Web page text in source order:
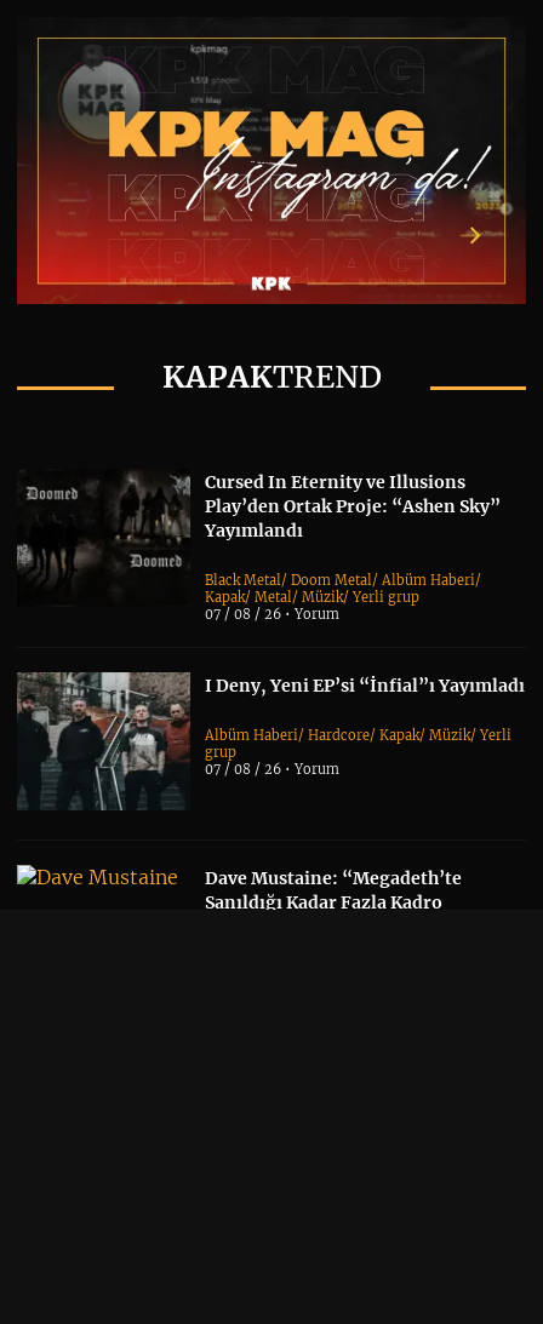
KAPAKTREND
Cursed In Eternity ve Illusions
Play’den Ortak Proje: “Ashen Sky”
Yayımlandı
Black Metal /Doom Metal /Albüm Haberi/
Kapak/Metal /Müzik/Yerli grup
07 / 08 / 26 •Yorum
I Deny, Yeni EP’si “İnfial”ı Yayımladı
Albüm Haberi/Hardcore/Kapak/Müzik/Yerli
grup
07 / 08 / 26 •Yorum
Dave Mustaine: “Megadeth’te
Sanıldığı Kadar Fazla Kadro